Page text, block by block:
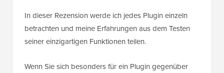
In dieser Rezension werde ich jedes Plugin einzeln
betrachten und meine Erfahrungen aus dem Testen
seiner einzigartigen Funktionen teilen.
Wenn Sie sich besonders für ein Plugin gegenüber